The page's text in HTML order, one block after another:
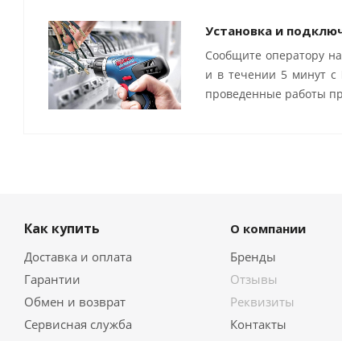
Установка и
Сообщите оператору
и в течении 5 минут с
проведенные работы
Как купить
Доставка и оплата
Гарантии
Обмен и возврат
Сервисная служба
О компании
Бренды
Отзывы
Реквизиты
Контакты